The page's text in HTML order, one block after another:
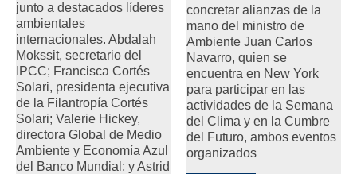
junto a destacados líderes
ambientales
internacionales. Abdalah
Mokssit, secretario del
IPCC; Francisca Cortés
Solari, presidenta ejecutiva
de la Filantropía Cortés
Solari; Valerie Hickey,
directora Global de Medio
Ambiente y Economía Azul
del Banco Mundial; y Astrid
concretar alianzas de la
mano del ministro de
Ambiente Juan Carlos
Navarro, quien se
encuentra en New York
para participar en las
actividades de la Semana
del Clima y en la Cumbre
del Futuro, ambos eventos
organizados